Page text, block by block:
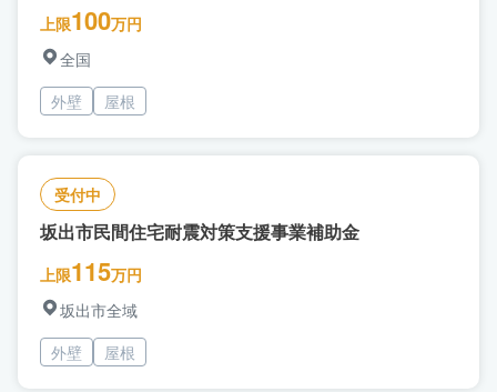
上限100万円
全国
外壁
屋根
受付中
坂出市民間住宅耐震対策支援事業補助金
上限115万円
坂出市全域
外壁
屋根